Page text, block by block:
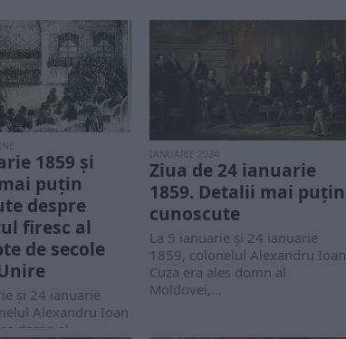
1859 și
puțin
despre
firesc al
de secole
și 24 ianuarie
Alexandru Ioan
domn al
IANUARIE 2024
Ziua de 24 ianuarie
1859. Detalii mai puțin
cunoscute
La 5 ianuarie și 24 ianuarie
1859, colonelul Alexandru Ioan
Cuza era ales domn al
Moldovei,...